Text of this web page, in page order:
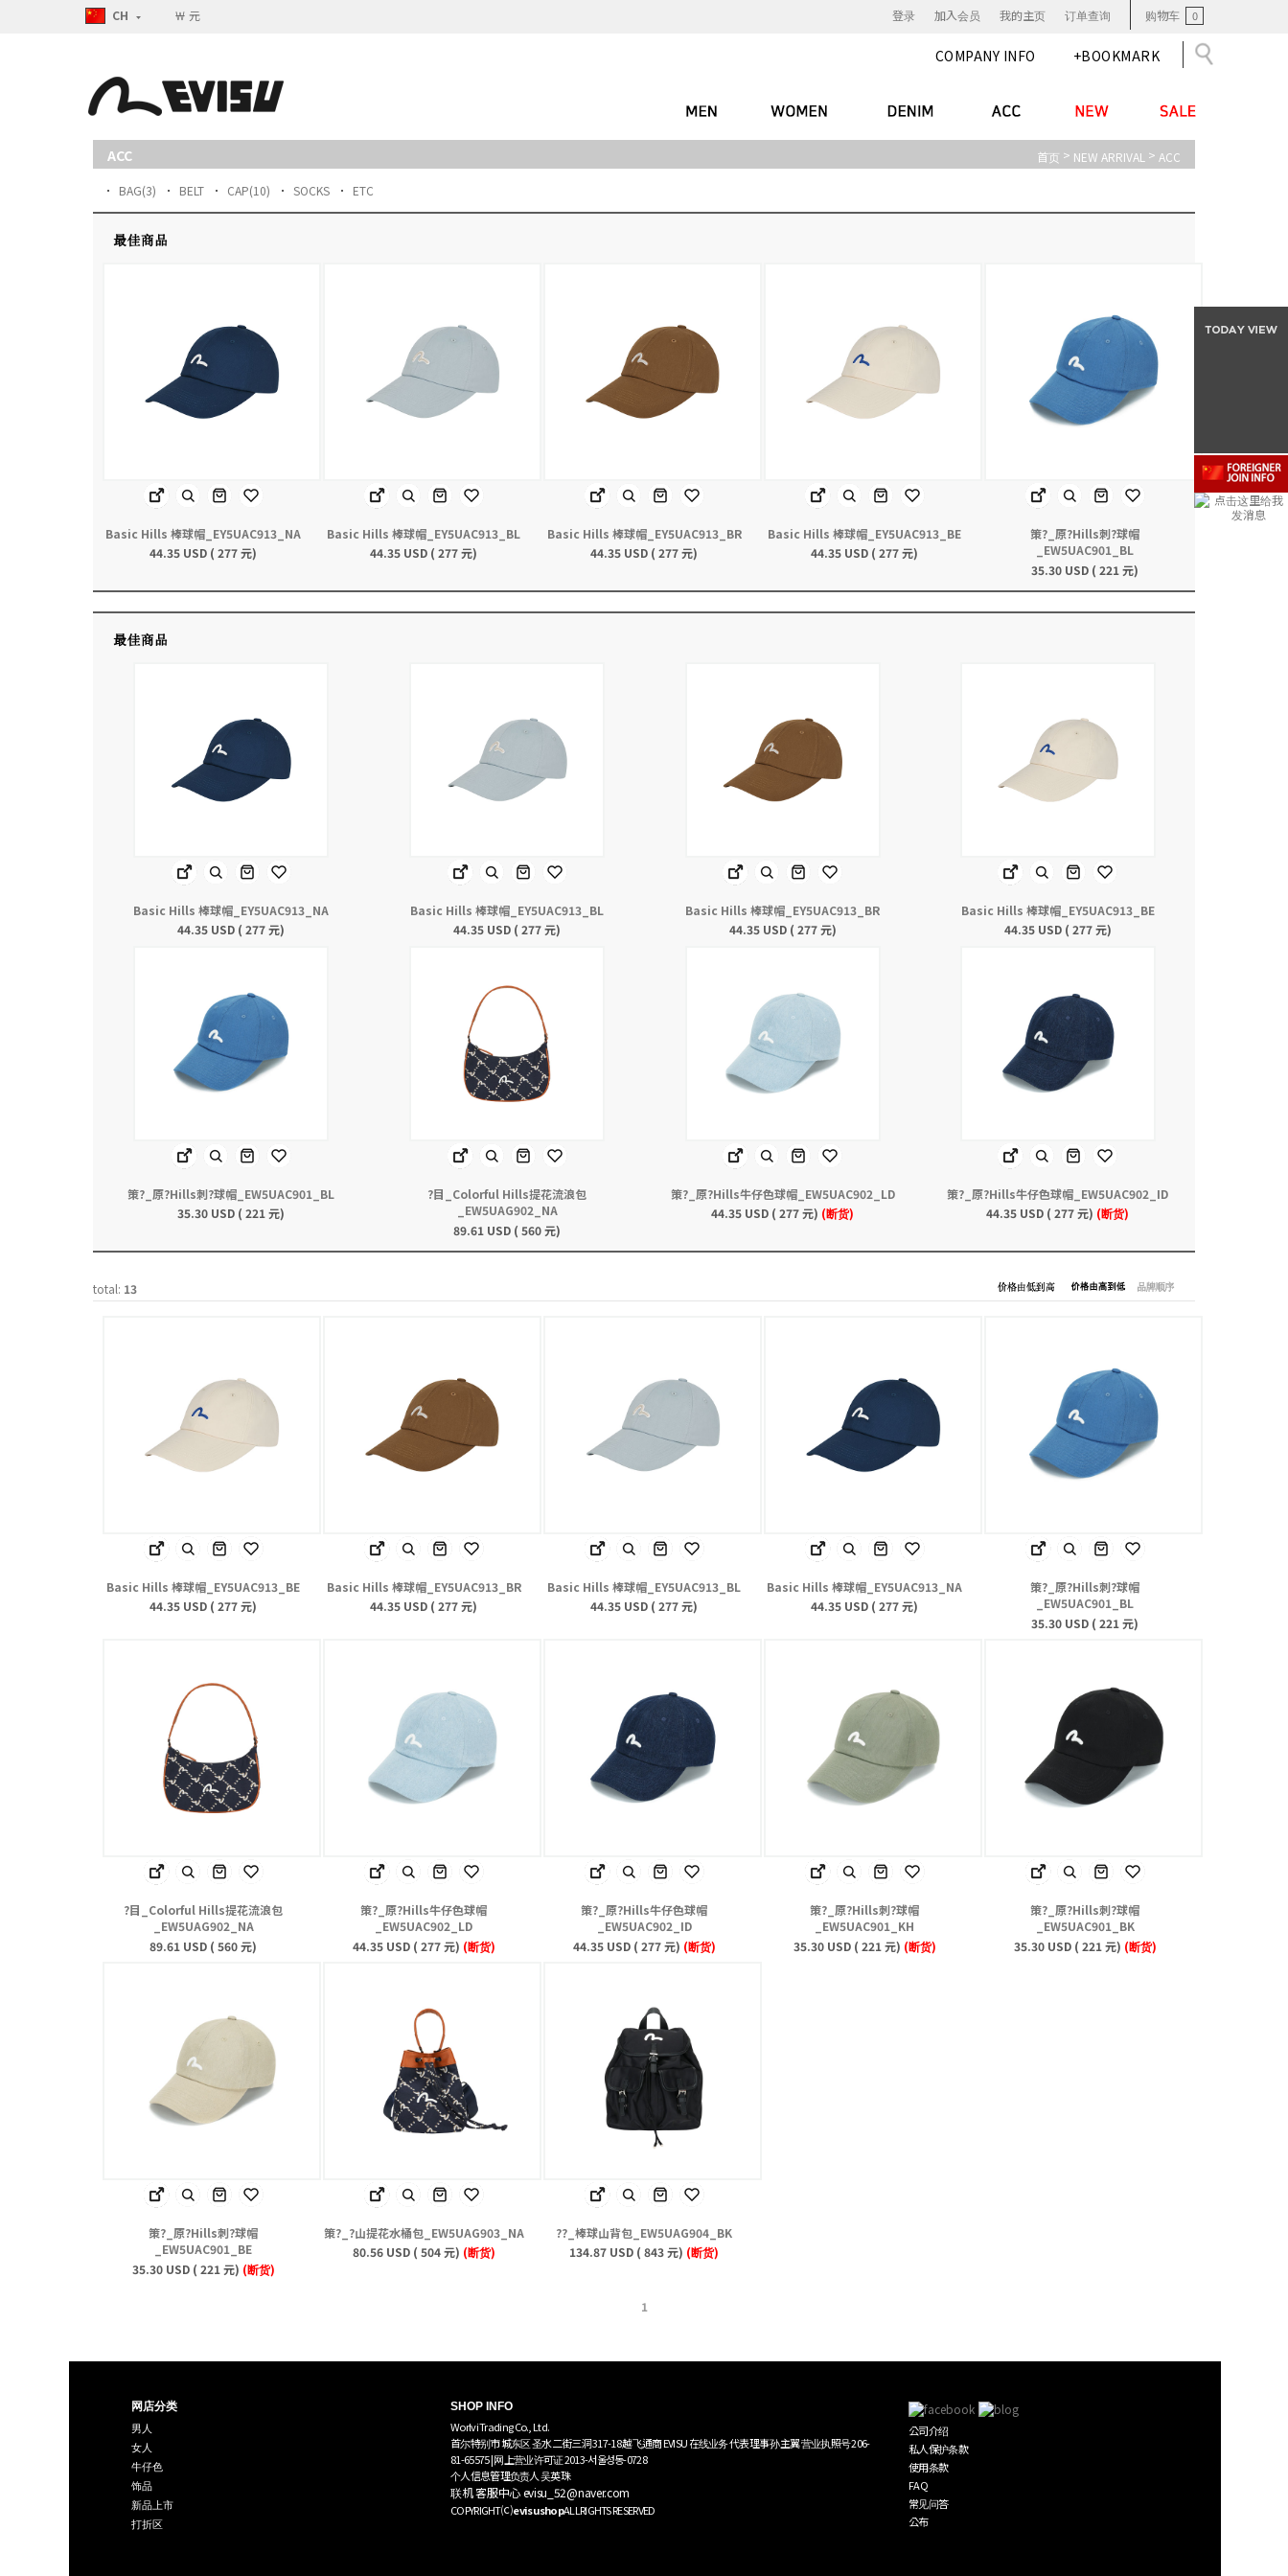
CH ￦ 元 登录 加入会员 我的主页 订单查询 购物车 0
COMPANY INFO +BOOKMARK
ACC 首页 > NEW ARRIVAL > ACC
BAG(3) BELT CAP(10) SOCKS ETC
Basic Hills 棒球帽_EY5UAC913_NA
44.35 USD ( 277 元)
Basic Hills 棒球帽_EY5UAC913_BL
44.35 USD ( 277 元)
Basic Hills 棒球帽_EY5UAC913_BR
44.35 USD ( 277 元)
Basic Hills 棒球帽_EY5UAC913_BE
44.35 USD ( 277 元)
策?_原?Hills刺?球帽
_EW5UAC901_BL
35.30 USD ( 221 元)
Basic Hills 棒球帽_EY5UAC913_NA
44.35 USD ( 277 元)
Basic Hills 棒球帽_EY5UAC913_BL
44.35 USD ( 277 元)
Basic Hills 棒球帽_EY5UAC913_BR
44.35 USD ( 277 元)
Basic Hills 棒球帽_EY5UAC913_BE
44.35 USD ( 277 元)
策?_原?Hills刺?球帽_EW5UAC901_BL
35.30 USD ( 221 元)
?目_Colorful Hills提花流浪包
_EW5UAG902_NA
89.61 USD ( 560 元)
策?_原?Hills牛仔色球帽_EW5UAC902_LD
44.35 USD ( 277 元) (断货)
策?_原?Hills牛仔色球帽_EW5UAC902_ID
44.35 USD ( 277 元) (断货)
total: 13
Basic Hills 棒球帽_EY5UAC913_BE
44.35 USD ( 277 元)
Basic Hills 棒球帽_EY5UAC913_BR
44.35 USD ( 277 元)
Basic Hills 棒球帽_EY5UAC913_BL
44.35 USD ( 277 元)
Basic Hills 棒球帽_EY5UAC913_NA
44.35 USD ( 277 元)
策?_原?Hills刺?球帽
_EW5UAC901_BL
35.30 USD ( 221 元)
?目_Colorful Hills提花流浪包
_EW5UAG902_NA
89.61 USD ( 560 元)
策?_原?Hills牛仔色球帽
_EW5UAC902_LD
44.35 USD ( 277 元) (断货)
策?_原?Hills牛仔色球帽
_EW5UAC902_ID
44.35 USD ( 277 元) (断货)
策?_原?Hills刺?球帽
_EW5UAC901_KH
35.30 USD ( 221 元) (断货)
策?_原?Hills刺?球帽
_EW5UAC901_BK
35.30 USD ( 221 元) (断货)
策?_原?Hills刺?球帽
_EW5UAC901_BE
35.30 USD ( 221 元) (断货)
策?_?山提花水桶包_EW5UAG903_NA
80.56 USD ( 504 元) (断货)
??_棒球山背包_EW5UAG904_BK
134.87 USD ( 843 元) (断货)
1
网店分类
男人
女人
牛仔色
饰品
新品上市
打折区
SHOP INFO
Worlvi Trading Co., Ltd.
首尔特别市 城东区 圣水二街三洞 317-18 越飞通商 EVISU 在线业务 代表理事 孙主翼 营业执照号 206-
81-65575 | 网上营业许可证 2013-서울성동-0728
个人信息管理负责人 吴英珠
联机 客服中心 evisu_52@naver.com
COPYRIGHT⒞evisushopALLRIGHTS RESERVED
公司介绍
私人保护条款
使用条款
FAQ
常见问答
公布